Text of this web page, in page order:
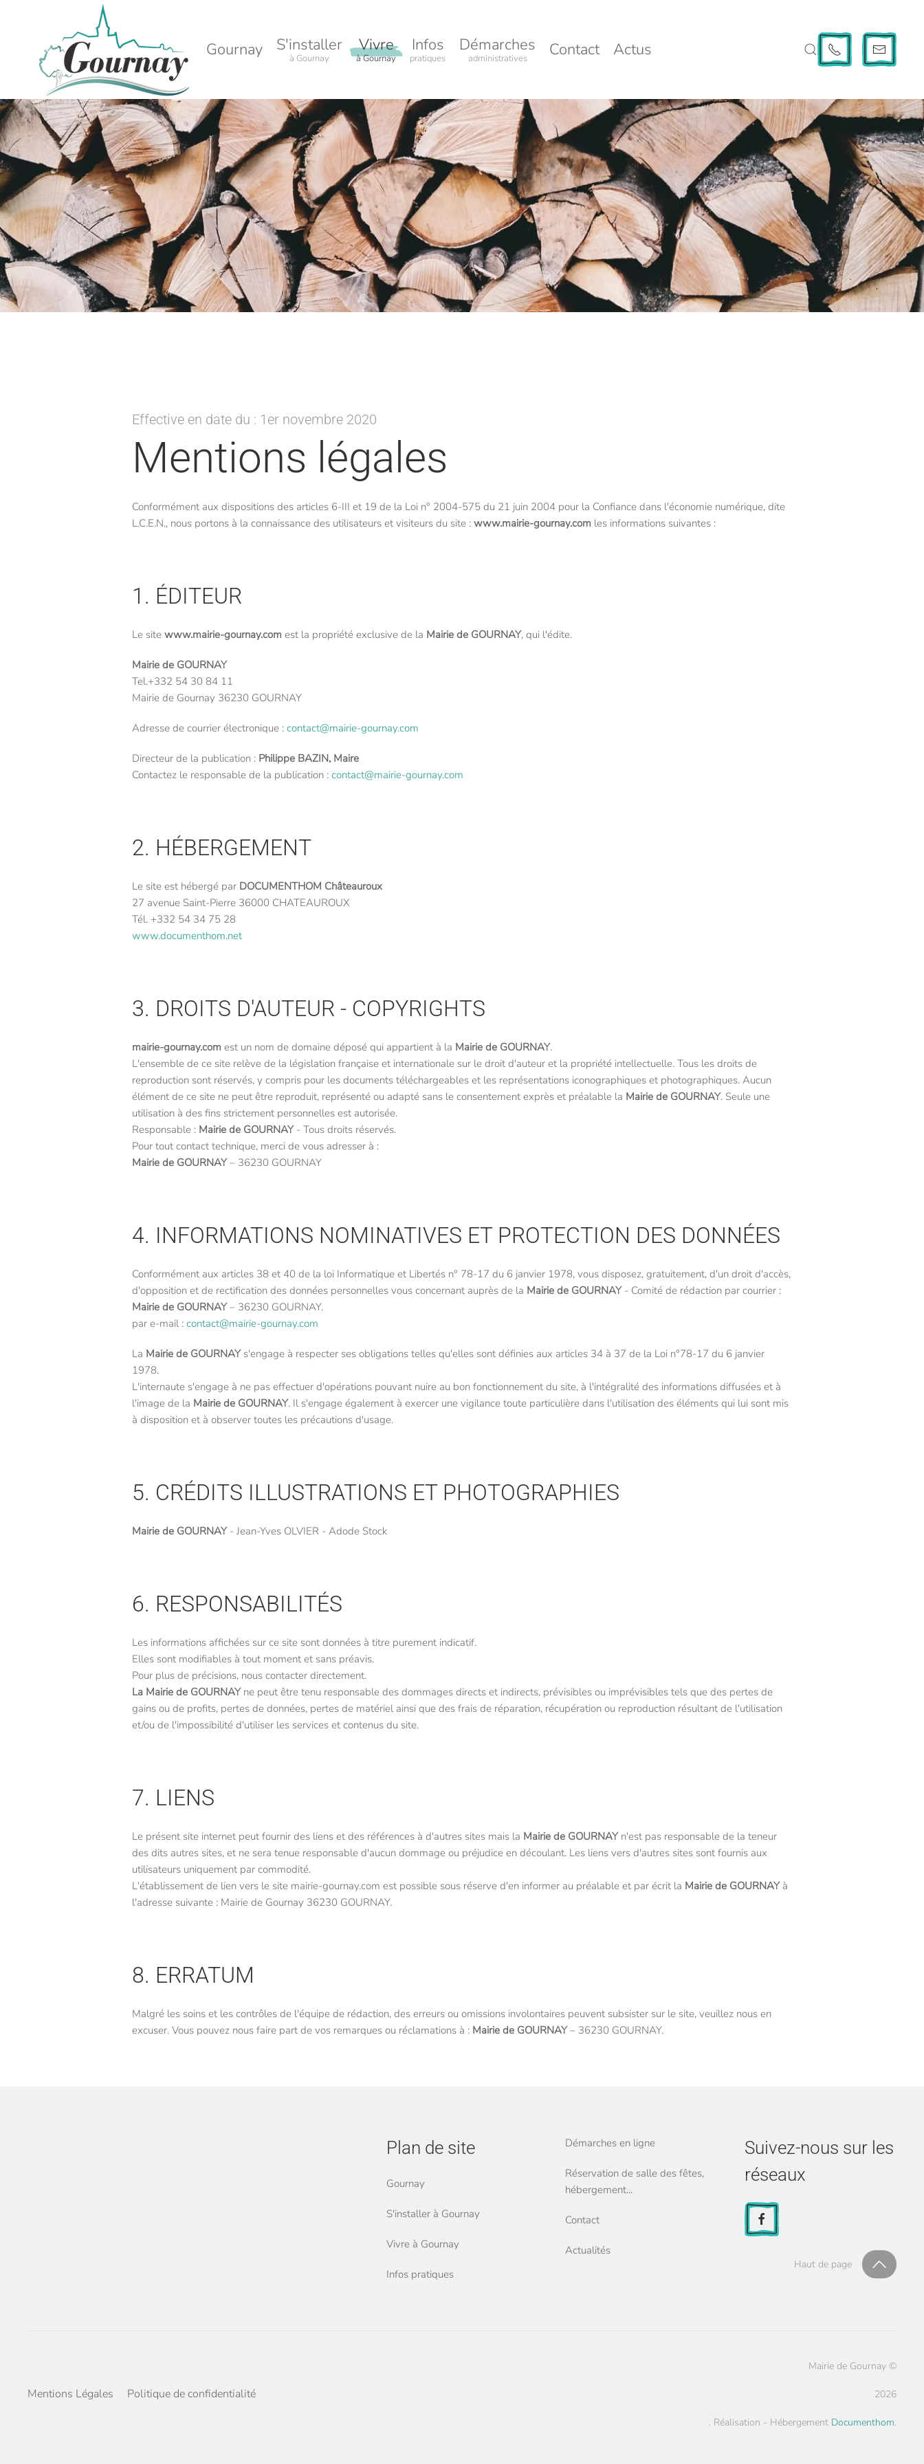
Accéder au contenu principal Gournay S'installer
à Gournay
Vivre
à Gournay
Infos
pratiques
Démarches
administratives Contact Actus
Effective en date du : 1er novembre 2020
Mentions légales
Conformément aux dispositions des articles 6-III et 19 de la Loi n° 2004-575 du 21 juin 2004 pour la Confiance dans l'économie numérique, dite
L.C.E.N., nous portons à la connaissance des utilisateurs et visiteurs du site : www.mairie-gournay.com les informations suivantes :
1. ÉDITEUR
Le site www.mairie-gournay.com est la propriété exclusive de la Mairie de GOURNAY, qui l'édite.
Mairie de GOURNAY
Tel.+332 54 30 84 11
Mairie de Gournay 36230 GOURNAY
Adresse de courrier électronique : contact@mairie-gournay.com
Directeur de la publication : Philippe BAZIN, Maire
Contactez le responsable de la publication : contact@mairie-gournay.com
2. HÉBERGEMENT
Le site est hébergé par DOCUMENTHOM Châteauroux
27 avenue Saint-Pierre 36000 CHATEAUROUX
Tél. +332 54 34 75 28
www.documenthom.net
3. DROITS D'AUTEUR - COPYRIGHTS
mairie-gournay.com est un nom de domaine déposé qui appartient à la Mairie de GOURNAY.
L'ensemble de ce site relève de la législation française et internationale sur le droit d'auteur et la propriété intellectuelle. Tous les droits de
reproduction sont réservés, y compris pour les documents téléchargeables et les représentations iconographiques et photographiques. Aucun
élément de ce site ne peut être reproduit, représenté ou adapté sans le consentement exprès et préalable la Mairie de GOURNAY. Seule une
utilisation à des fins strictement personnelles est autorisée.
Responsable : Mairie de GOURNAY- Tous droits réservés.
Pour tout contact technique, merci de vous adresser à :
Mairie de GOURNAY– 36230 GOURNAY
4. INFORMATIONS NOMINATIVES ET PROTECTION DES DONNÉES
Conformément aux articles 38 et 40 de la loi Informatique et Libertés n° 78-17 du 6 janvier 1978, vous disposez, gratuitement, d'un droit d'accès,
d'opposition et de rectification des données personnelles vous concernant auprès de la Mairie de GOURNAY- Comité de rédaction par courrier :
Mairie de GOURNAY– 36230 GOURNAY.
par e-mail : contact@mairie-gournay.com
La Mairie de GOURNAYs'engage à respecter ses obligations telles qu'elles sont définies aux articles 34 à 37 de la Loi n°78-17 du 6 janvier
1978.
L'internaute s'engage à ne pas effectuer d'opérations pouvant nuire au bon fonctionnement du site, à l'intégralité des informations diffusées et à
l'image de la Mairie de GOURNAY. Il s'engage également à exercer une vigilance toute particulière dans l'utilisation des éléments qui lui sont mis
à disposition et à observer toutes les précautions d'usage.
5. CRÉDITS ILLUSTRATIONS ET PHOTOGRAPHIES
Mairie de GOURNAY- Jean-Yves OLVIER - Adode Stock
6. RESPONSABILITÉS
Les informations affichées sur ce site sont données à titre purement indicatif.
Elles sont modifiables à tout moment et sans préavis.
Pour plus de précisions, nous contacter directement.
La Mairie de GOURNAYne peut être tenu responsable des dommages directs et indirects, prévisibles ou imprévisibles tels que des pertes de
gains ou de profits, pertes de données, pertes de matériel ainsi que des frais de réparation, récupération ou reproduction résultant de l'utilisation
et/ou de l'impossibilité d'utiliser les services et contenus du site.
7. LIENS
Le présent site internet peut fournir des liens et des références à d'autres sites mais la Mairie de GOURNAYn'est pas responsable de la teneur
des dits autres sites, et ne sera tenue responsable d'aucun dommage ou préjudice en découlant. Les liens vers d'autres sites sont fournis aux
utilisateurs uniquement par commodité.
L'établissement de lien vers le site mairie-gournay.com est possible sous réserve d'en informer au préalable et par écrit la Mairie de GOURNAYà
l'adresse suivante : Mairie de Gournay 36230 GOURNAY.
8. ERRATUM
Malgré les soins et les contrôles de l'équipe de rédaction, des erreurs ou omissions involontaires peuvent subsister sur le site, veuillez nous en
excuser. Vous pouvez nous faire part de vos remarques ou réclamations à : Mairie de GOURNAY– 36230 GOURNAY.
Plan de site
Gournay
S'installer à Gournay
Vivre à Gournay
Infos pratiques
Démarches en ligne
Réservation de salle des fêtes,
hébergement...
Contact
Actualités
Suivez-nous sur les
réseaux
Haut de page
Mentions Légales Politique de confidentialité
Mairie de Gournay ©
2026
. Réalisation - Hébergement Documenthom.